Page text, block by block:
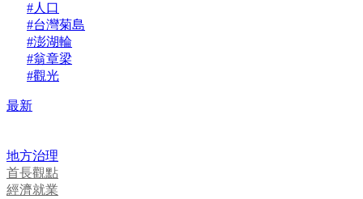
#人口
#台灣菊島
#澎湖輪
#翁章梁
#觀光
最新
地方治理
首長觀點
經濟就業